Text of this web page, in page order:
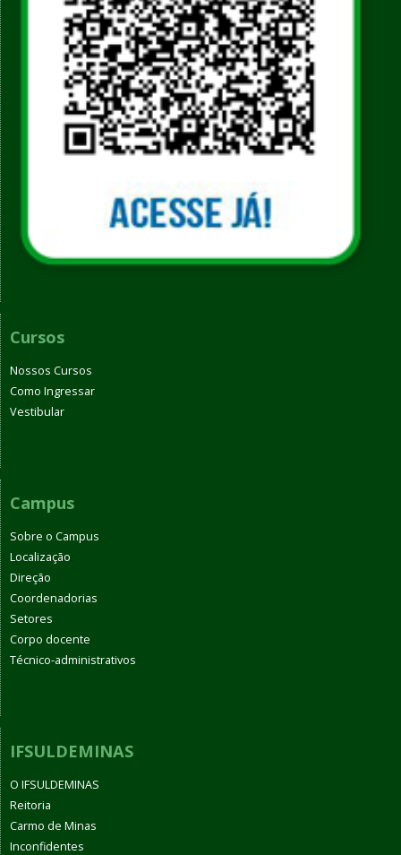
Cursos
Nossos Cursos
Como Ingressar
Vestibular
Campus
Sobre o Campus
Localização
Direção
Coordenadorias
Setores
Corpo docente
Técnico-administrativos
IFSULDEMINAS
O IFSULDEMINAS
Reitoria
Carmo de Minas
Inconfidentes